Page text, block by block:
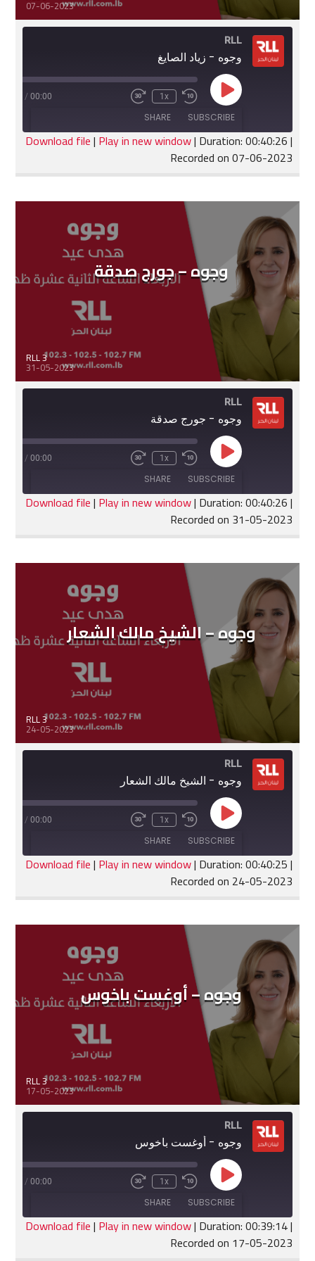
07-06-2023
RLL
وجوه - زياد الصايغ
Play
Episode
Rewind
10
Seconds
1x
Fast
seconds
00:00
/
SUBSCRIBE
SHARE
RSS FEED
SHARE
EMBED
Download file| Play in new window| Duration: 00:40:26|
Recorded on 07-06-2023
وجوه – جورج صدقة
RLL 3
31-05-2023
RLL
وجوه - جورج صدقة
Play
Episode
Rewind
10
Seconds
1x
Fast
seconds
00:00
/
SUBSCRIBE
SHARE
RSS FEED
SHARE
EMBED
Download file| Play in new window| Duration: 00:40:26|
Recorded on 31-05-2023
وجوه – الشيخ مالك الشعار
RLL 3
24-05-2023
RLL
وجوه - الشيخ مالك الشعار
Play
Episode
Rewind
10
Seconds
1x
Fast
seconds
00:00
/
SUBSCRIBE
SHARE
RSS FEED
SHARE
EMBED
Download file| Play in new window| Duration: 00:40:25|
Recorded on 24-05-2023
وجوه – أوغست باخوس
RLL 3
17-05-2023
RLL
وجوه - أوغست باخوس
Play
Episode
Rewind
10
Seconds
1x
Fast
seconds
00:00
/
SUBSCRIBE
SHARE
SHARE
Download file| Play in new window| Duration: 00:39:14|
Recorded on 17-05-2023